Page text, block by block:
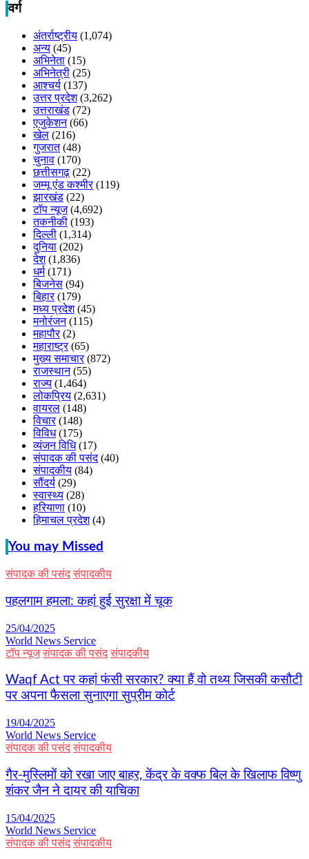
वर्ग
अंतर्राष्ट्रीय (1,074)
अन्य (45)
अभिनेता (15)
अभिनेत्री (25)
आश्चर्य (137)
उत्तर प्रदेश(3,262)
उत्तराखंड (72)
एजुकेशन(66)
खेल (216)
गुजरात(48)
चुनाव (170)
छत्तीसगढ़ (22)
जम्मू एंड कश्मीर(119)
झारखंड (22)
टॉप न्यूज(4,692)
तकनीकी (193)
दिल्ली (1,314)
दुनिया (202)
देश(1,836)
धर्म(171)
बिजनेस (94)
बिहार(179)
मध्य प्रदेश(45)
मनोरंजन(115)
महापौर(2)
महाराष्ट्र(65)
मुख्य समाचार(872)
राजस्थान(55)
राज्य (1,464)
लोकप्रिय (2,631)
वायरल (148)
विचार(148)
विविध(175)
व्यंजन विधि(17)
संपादक की पसंद(40)
संपादकीय (84)
सौंदर्य (29)
स्वास्थ्य (28)
हरियाणा (10)
हिमाचल प्रदेश(4)
You may Missed
संपादक की पसंद संपादकीय
पहलगाम हमला: कहां हुई सुरक्षा में चूक
25/04/2025
World News Service
टॉप न्यूज संपादक की पसंद संपादकीय
Waqf Act पर कहां फंसी सरकार? क्या हैं वो तथ्य जिसकी कसौटी
पर अपना फैसला सुनाएगा सुप्रीम कोर्ट
19/04/2025
World News Service
संपादक की पसंद संपादकीय
गैर-मुस्लिमों को रखा जाए बाहर, केंद्र के वक्फ बिल के खिलाफ विष्णु
शंकर जैन ने दायर की याचिका
15/04/2025
World News Service
संपादक की पसंद संपादकीय